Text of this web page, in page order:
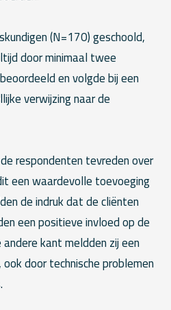
(N=170) geschoold,
door minimaal twee
en volgde bij een
verwijzing naar de
respondenten tevreden over
een waardevolle toevoeging
de indruk dat de cliënten
een positieve invloed op de
kant meldden zij een
door technische problemen